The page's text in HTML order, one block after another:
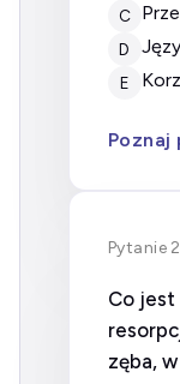
C
D
E
Poznaj
Pytanie 2
Co
zęba,